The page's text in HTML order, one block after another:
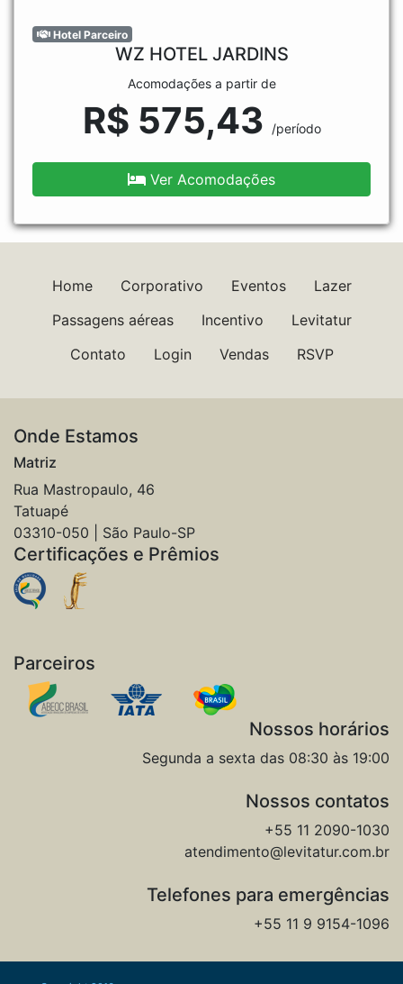
Hotel Parceiro
WZ HOTEL JARDINS
Acomodações a partir de
R$ 575,43 /período
Ver Acomodações
Home Corporativo Eventos
Lazer
Passagens aéreas
Incentivo
Levitatur
Contato
Login Vendas RSVP
Onde Estamos
Matriz
Rua Mastropaulo, 46
Tatuapé
03310-050 | São Paulo-SP
Certificações e Prêmios
Parceiros
Nossos horários
Segunda a sexta das 08:30 às 19:00
Nossos contatos
+55 11 2090-1030
atendimento@levitatur.com.br
Telefones para emergências
+55 11 9 9154-1096‬